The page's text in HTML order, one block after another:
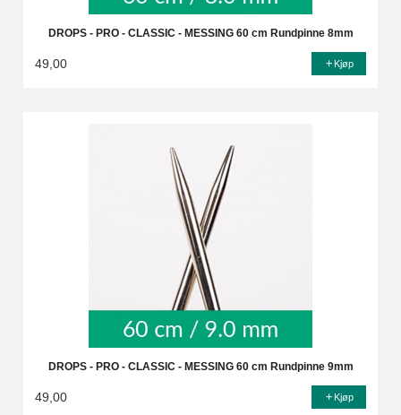
DROPS - PRO - CLASSIC - MESSING 60 cm Rundpinne 8mm
49,00 Kjøp
DROPS - PRO - CLASSIC - MESSING 60 cm Rundpinne 9mm
49,00 Kjøp